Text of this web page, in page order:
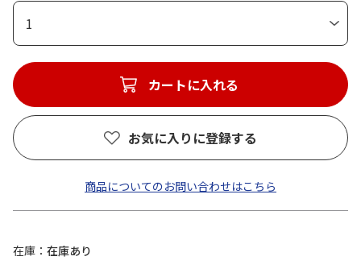
1
カートに入れる
お気に入りに登録する
商品についてのお問い合わせはこちら
在庫
在庫あり